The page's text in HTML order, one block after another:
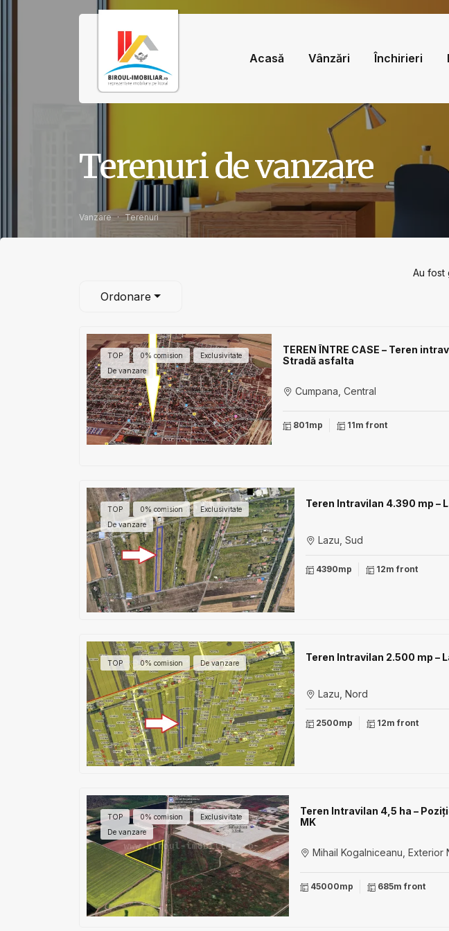
Acasă Vânzări Închirieri
Terenuri de vanzare
Vanzare Terenuri
Au fost
Ordonare
TOP 0% comision
Exclusivitate
De vanzare
TEREN ÎNTRE CASE – Teren
Stradă asfalta
Cumpana, Central
801mp 11m front
TOP 0% comision
Exclusivitate
De vanzare
Teren Intravilan 4.390 mp –
Lazu, Sud
4390mp 12m front
TOP 0% comision De vanzare Teren Intravilan 2.500 mp –
Lazu, Nord
2500mp 12m front
TOP 0% comision
Exclusivitate
De vanzare
Teren Intravilan 4,5 ha –
MK
Mihail Kogalniceanu, Exterior
45000mp 685m front